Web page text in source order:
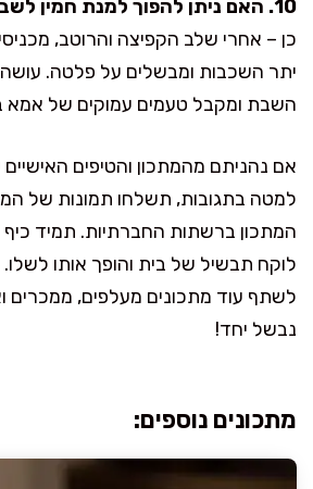
10. האם ניתן להפוך למנת חמין לשבת?
כן – אחרי שלב הקפיצה והרוטב,
יתר השכבות ומבשלים על פלטה.
השבת ומקבל טעמים עמוקים של אמא
אם נהניתם מהמתכון והטיפים
למטה בתגובות, תשלחו תמונות של
המתכון ברשתות החברתיות. תמיד
לוקח תבשיל של בית והופך אותו
לשתף עוד מתכונים מעלפים, ממכרים
נבשל יחד!
מתכונים נוספים: